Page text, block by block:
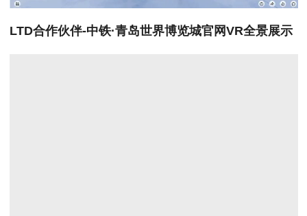
LTD合作伙伴-中铁·青岛世界博览城官网VR全景展示